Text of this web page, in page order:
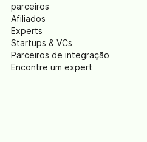
parceiros
Afiliados
Experts
Startups & VCs
Parceiros de integração
Encontre um expert